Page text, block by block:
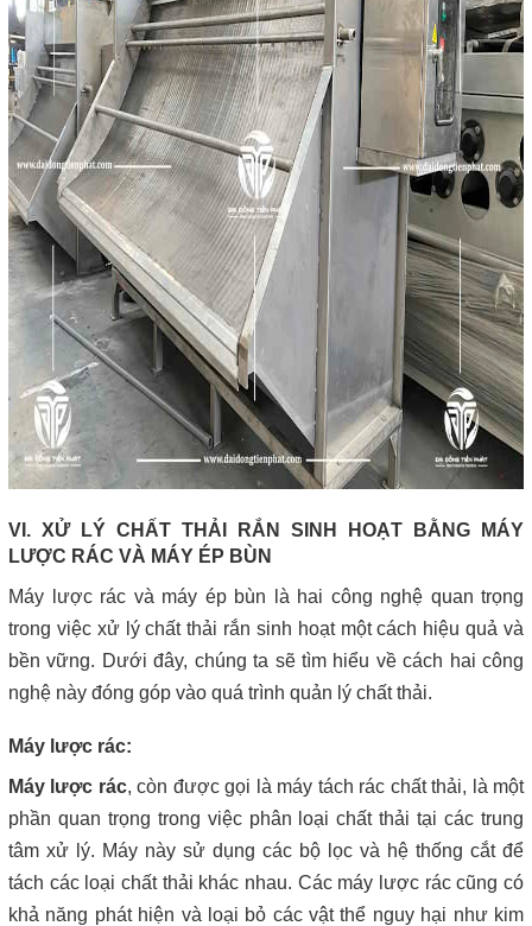
VI. XỬ LÝ CHẤT THẢI RẮN SINH HOẠT BẰNG MÁY
LƯỢC RÁC VÀ MÁY ÉP BÙN
Máy lược rác và máy ép bùn là hai công nghệ quan trọng
trong việc xử lý chất thải rắn sinh hoạt một cách hiệu quả và
bền vững. Dưới đây, chúng ta sẽ tìm hiểu về cách hai công
nghệ này đóng góp vào quá trình quản lý chất thải.
Máy lược rác:
Máy lược rác, còn được gọi là máy tách rác chất thải, là một
phần quan trọng trong việc phân loại chất thải tại các trung
tâm xử lý. Máy này sử dụng các bộ lọc và hệ thống cắt để
tách các loại chất thải khác nhau. Các máy lược rác cũng có
khả năng phát hiện và loại bỏ các vật thể nguy hại như kim